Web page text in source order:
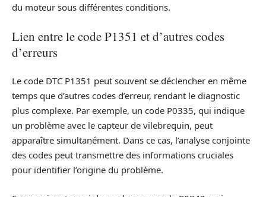
du moteur sous différentes conditions.
Lien entre le code P1351 et d’autres codes
d’erreurs
Le code DTC P1351 peut souvent se déclencher en même
temps que d’autres codes d’erreur, rendant le diagnostic
plus complexe. Par exemple, un code P0335, qui indique
un problème avec le capteur de vilebrequin, peut
apparaître simultanément. Dans ce cas, l’analyse conjointe
des codes peut transmettre des informations cruciales
pour identifier l’origine du problème.